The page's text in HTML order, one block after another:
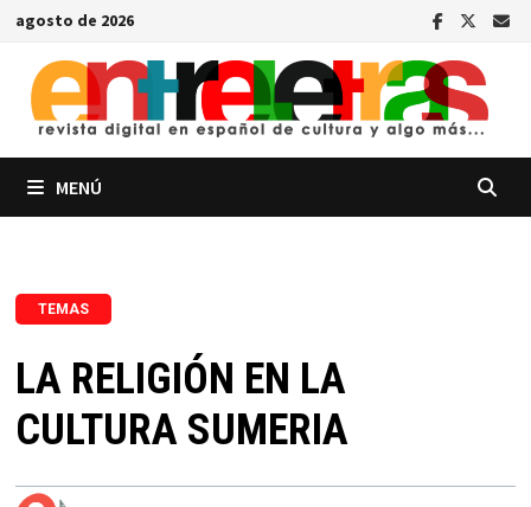
Saltar
contenido
agosto de 2026
MENÚ
TEMAS
LA RELIGIÓN EN LA
CULTURA SUMERIA